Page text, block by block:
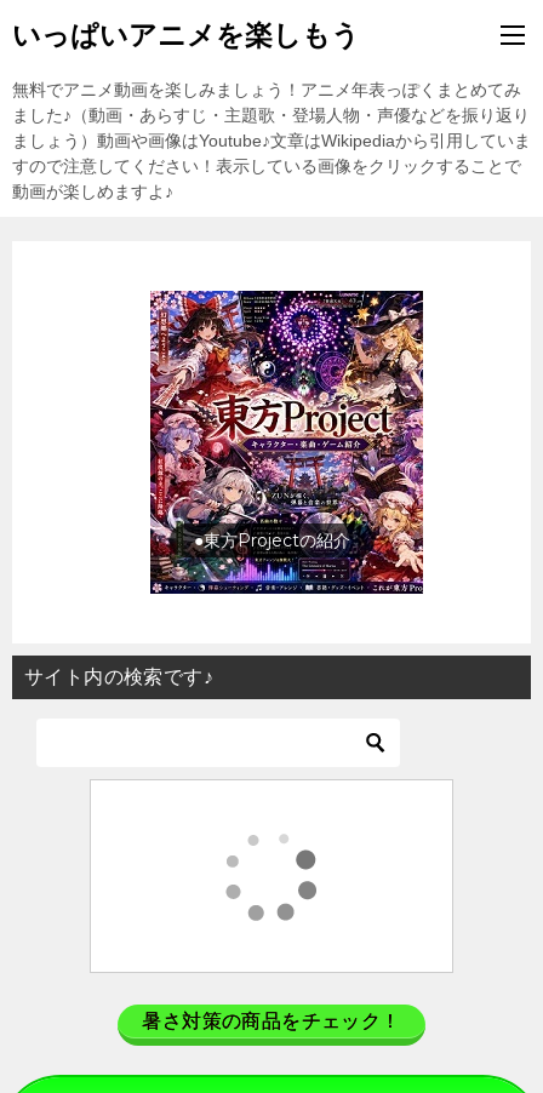
いっぱいアニメを楽しもう
無料でアニメ動画を楽しみましょう！アニメ年表っぽくまとめてみ
ました♪（動画・あらすじ・主題歌・登場人物・声優などを振り返り
ましょう）動画や画像はYoutube♪文章はWikipediaから引用していま
すので注意してください！表示している画像をクリックすることで
動画が楽しめますよ♪
●東方Projectの紹介
サイト内の検索です♪
暑さ対策の商品をチェック！